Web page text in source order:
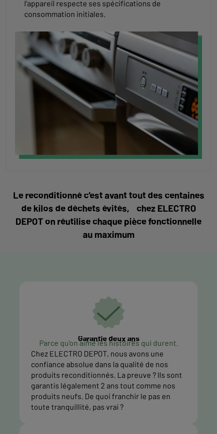
l'appareil respecte ses spécifications de
consommation initiales.
Le reconditionné c’est avant tout des centaines
de kilos de déchets évités, chez ELECTRO
DEPOT on réutilise chaque pièce fonctionnelle
au maximum
Garantie deux ans
Parce qu'on aime les histoires qui durent.
Chez ELECTRO DEPOT, nous avons une
confiance absolue dans la qualité de nos
produits reconditionnés. La preuve ? Ils sont
garantis légalement 2 ans tout comme nos
produits neufs. De quoi franchir le pas en
toute tranquillité, pas vrai ?